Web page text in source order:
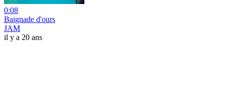
0:08
Baignade d'ours
JAM
il y a 20 ans